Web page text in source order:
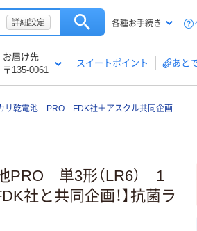
詳細設定 各種お手続き
お届け先
〒135-0061
スイートポイント あと
乾電池 PRO FDK社＋アスクル共同企画
PRO 単3形（LR6） 1
社と共同企画！】抗菌ラ